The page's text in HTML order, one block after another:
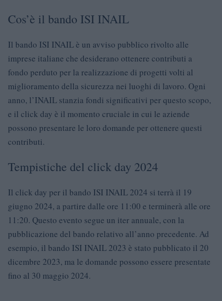
Cos’è il bando ISI INAIL
Il bando ISI INAIL è un avviso pubblico rivolto alle
imprese italiane che desiderano ottenere contributi a
fondo perduto per la realizzazione di progetti volti al
miglioramento della sicurezza nei luoghi di lavoro. Ogni
anno, l’INAIL stanzia fondi significativi per questo scopo,
e il click day è il momento cruciale in cui le aziende
possono presentare le loro domande per ottenere questi
contributi.
Tempistiche del click day 2024
Il click day per il bando ISI INAIL 2024 si terrà il 19
giugno 2024, a partire dalle ore 11:00 e terminerà alle ore
11:20. Questo evento segue un iter annuale, con la
pubblicazione del bando relativo all’anno precedente. Ad
esempio, il bando ISI INAIL 2023 è stato pubblicato il 20
dicembre 2023, ma le domande possono essere presentate
fino al 30 maggio 2024.